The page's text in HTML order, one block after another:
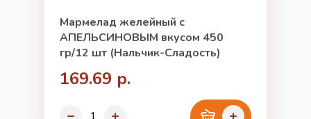
Мармелад желейный с
АПЕЛЬСИНОВЫМ вкусом 450
гр/12 шт (Нальчик-Сладость)
169.69 р.